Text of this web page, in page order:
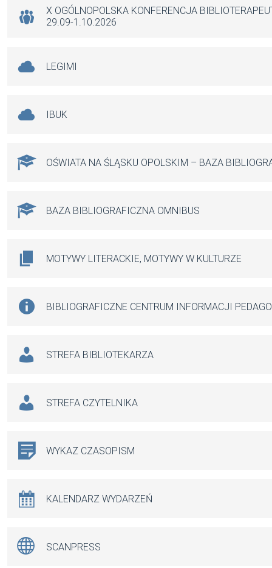
k
p
X OGÓLNOPOLSKA KONFERENCJA
29.09-1.10.2026
LEGIMI
IBUK
OŚWIATA NA ŚLĄSKU OPOLSKIM – BAZA
BAZA BIBLIOGRAFICZNA OMNIBUS
MOTYWY LITERACKIE, MOTYWY W KULTURZE
BIBLIOGRAFICZNE CENTRUM INFORMACJI
STREFA BIBLIOTEKARZA
STREFA CZYTELNIKA
WYKAZ CZASOPISM
KALENDARZ WYDARZEŃ
SCANPRESS